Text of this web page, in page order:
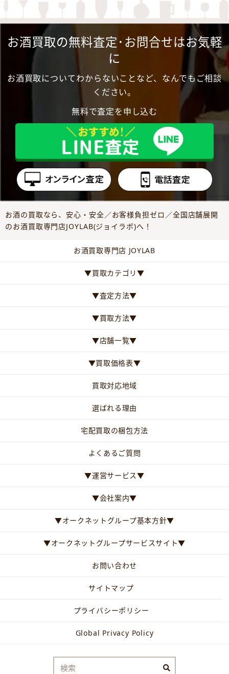
お酒買取の無料査定･お問合せはお気軽
に
お酒買取についてわからないことなど、なんでもご相談
ください。
無料で査定を申し込む
お酒の買取なら、安心・安全／お客様負担ゼロ／全国店舗展開
のお酒買取専門店JOYLAB(ジョイラボ)へ！
お酒買取専門店 JOYLAB
▼買取カテゴリ▼
▼査定方法▼
▼買取方法▼
▼店舗一覧▼
▼買取価格表▼
買取対応地域
選ばれる理由
宅配買取の梱包方法
よくあるご質問
▼運営サービス▼
▼会社案内▼
▼オークネットグループ基本方針▼
▼オークネットグループサービスサイト▼
お問い合わせ
サイトマップ
プライバシーポリシー
Global Privacy Policy